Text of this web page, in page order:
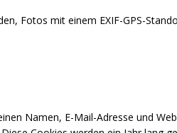
Fotos mit einem EXIF-GPS-
Namen, E-Mail-Adresse und